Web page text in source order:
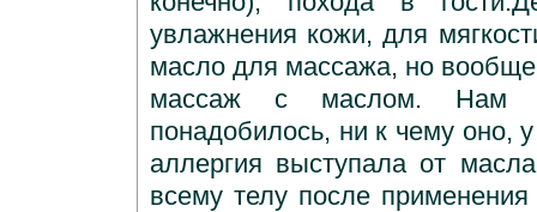
увлажнения кожи, для
масло для массажа, но вообще
массаж с маслом. Нам
понадобилось, ни к чему оно,
аллергия выступала от
всему телу после